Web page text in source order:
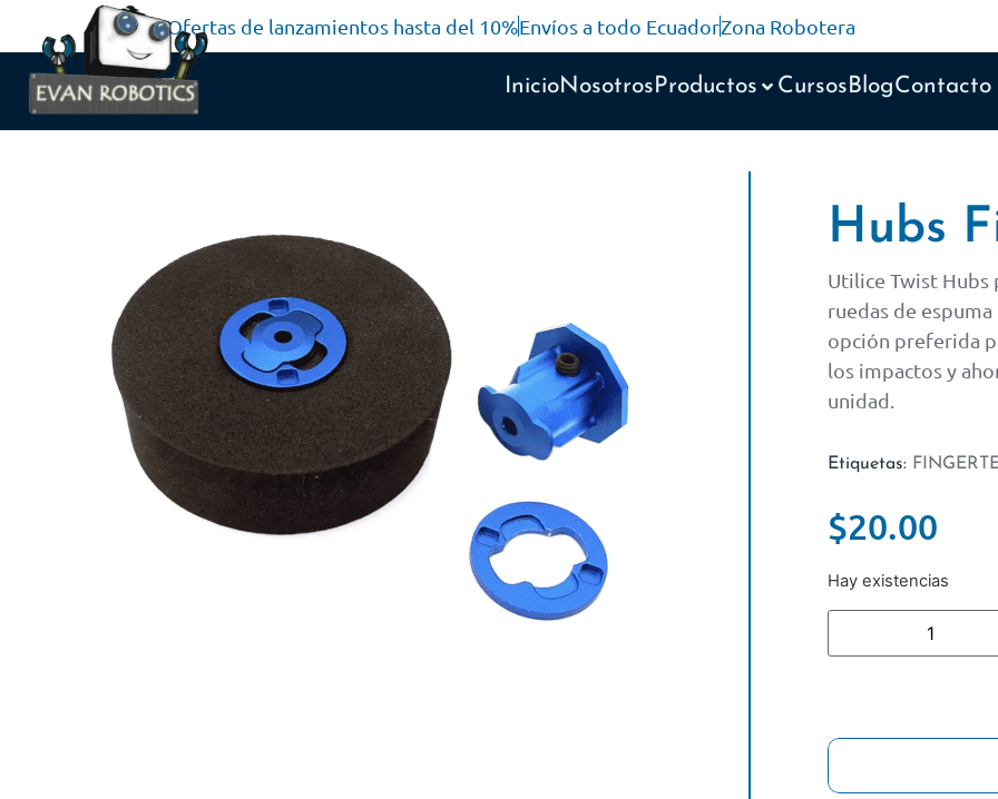
Ofertas de lanzamientos hasta del 10%Envíos a todo EcuadorZona Robotera
InicioNosotros Productos Cursos BlogContacto
Hubs
Utilice Twist Hubs
ruedas de espuma
opción preferida
los impactos y
unidad.
Etiquetas:
$20.00
Hay existencias